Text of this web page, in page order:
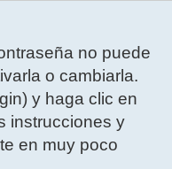
no puede
o cambiarla.
y haga clic en
instrucciones y
en muy poco